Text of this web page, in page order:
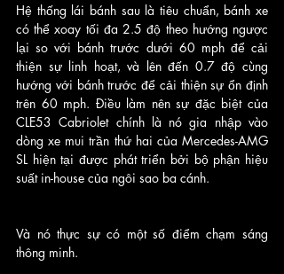
Hệ thống lái bánh sau là tiêu chuẩn, bánh xe
có thể xoay tối đa 2.5 độ theo hướng ngược
lại so với bánh trước dưới 60 mph để cải
thiện sự linh hoạt, và lên đến 0.7 độ cùng
hướng với bánh trước để cải thiện sự ổn định
trên 60 mph. Điều làm nên sự đặc biệt của
CLE53 Cabriolet chính là nó gia nhập vào
dòng xe mui trần thứ hai của Mercedes-AMG
SL hiện tại được phát triển bởi bộ phận hiệu
suất in-house của ngôi sao ba cánh.
Và nó thực sự có một số điểm chạm sáng
thông minh.